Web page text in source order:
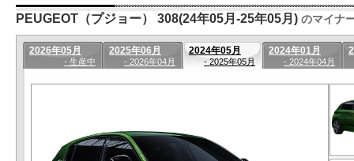
PEUGEOT（プジョー） 308(24年05月-25年05月) のマイナ
2026年05月
- 生産中
2025年06月
- 2026年04月
2024年05月
- 2025年05月
2024年01月
- 2024年04月